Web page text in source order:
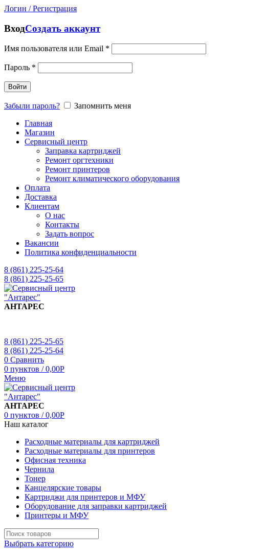
Логин / Регистрация
ВходСоздать аккаунт
Имя пользователя или Email *
Пароль *
Войти
Забыли пароль?
Запомнить меня
Главная
Магазин
Сервисный центр
Заправка картриджей
Ремонт оргтехники
Ремонт принтеров
Ремонт климатического оборудования
Оплата
Доставка
Клиентам
О нас
Контакты
Задать вопрос
Вакансии
Политика конфиденциальности
8 (861) 225-25-64
8 (861) 225-25-65
АНТАРЕС
8 (861) 225-25-65
8 (861) 225-25-64
0 Сравнить
0 пунктов / 0,00Р
Меню
АНТАРЕС
0 пунктов / 0,00Р
Наш каталог
Расходные материалы для картриджей
Расходные материалы для принтеров
Офисная техника
Чернила
Тонер
Канцелярские товары
Картриджи для принтеров и МФУ
Оборудование для заправки картриджей
Принтеры и МФУ
Выбрать категорию